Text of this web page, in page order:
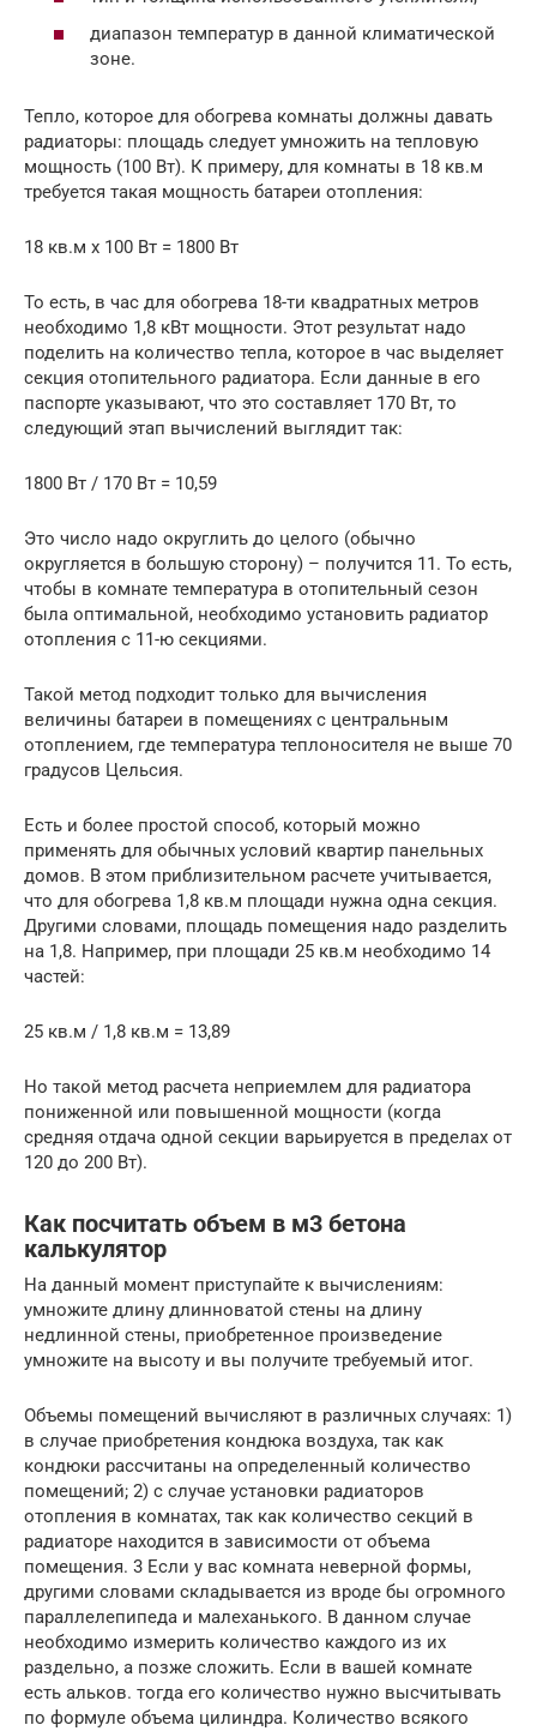
диапазон температур в данной климатической
зоне.
Тепло, которое для обогрева комнаты должны давать
радиаторы: площадь следует умножить на тепловую
мощность (100 Вт). К примеру, для комнаты в 18 кв.м
требуется такая мощность батареи отопления:
18 кв.м х 100 Вт = 1800 Вт
То есть, в час для обогрева 18-ти квадратных метров
необходимо 1,8 кВт мощности. Этот результат надо
поделить на количество тепла, которое в час выделяет
секция отопительного радиатора. Если данные в его
паспорте указывают, что это составляет 170 Вт, то
следующий этап вычислений выглядит так:
1800 Вт / 170 Вт = 10,59
Это число надо округлить до целого (обычно
округляется в большую сторону) – получится 11. То есть,
чтобы в комнате температура в отопительный сезон
была оптимальной, необходимо установить радиатор
отопления с 11-ю секциями.
Такой метод подходит только для вычисления
величины батареи в помещениях с центральным
отоплением, где температура теплоносителя не выше 70
градусов Цельсия.
Есть и более простой способ, который можно
применять для обычных условий квартир панельных
домов. В этом приблизительном расчете учитывается,
что для обогрева 1,8 кв.м площади нужна одна секция.
Другими словами, площадь помещения надо разделить
на 1,8. Например, при площади 25 кв.м необходимо 14
частей:
25 кв.м / 1,8 кв.м = 13,89
Но такой метод расчета неприемлем для радиатора
пониженной или повышенной мощности (когда
средняя отдача одной секции варьируется в пределах от
120 до 200 Вт).
Как посчитать объем в м3 бетона
калькулятор
На данный момент приступайте к вычислениям:
умножите длину длинноватой стены на длину
недлинной стены, приобретенное произведение
умножите на высоту и вы получите требуемый итог.
Объемы помещений вычисляют в различных случаях: 1)
в случае приобретения кондюка воздуха, так как
кондюки рассчитаны на определенный количество
помещений; 2) с случае установки радиаторов
отопления в комнатах, так как количество секций в
радиаторе находится в зависимости от объема
помещения. 3 Если у вас комната неверной формы,
другими словами складывается из вроде бы огромного
параллелепипеда и малеханького. В данном случае
необходимо измерить количество каждого из их
раздельно, а позже сложить. Если в вашей комнате
есть альков. тогда его количество нужно высчитывать
по формуле объема цилиндра. Количество всякого